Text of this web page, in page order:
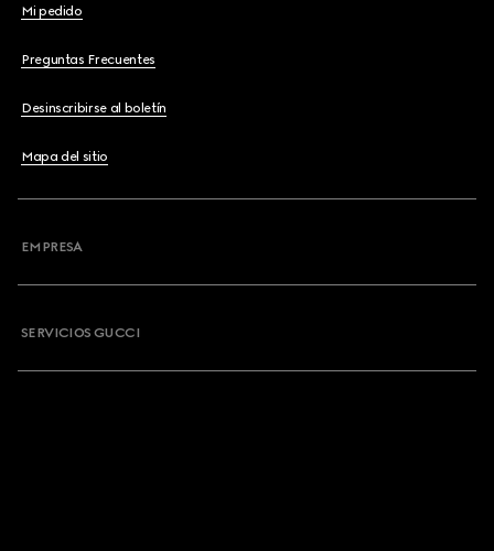
Mi pedido
Preguntas Frecuentes
Desinscribirse al boletín
Mapa del sitio
EMPRESA
SERVICIOS GUCCI